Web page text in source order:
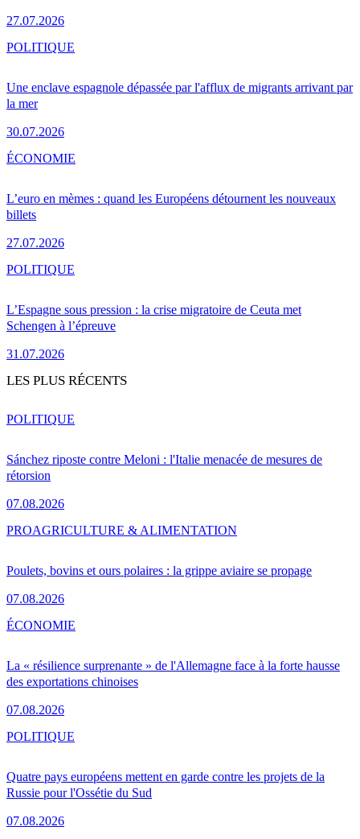
27.07.2026
Une enclave espagnole dépassée par l'afflux de migrants arrivant par
la mer
30.07.2026
POLITIQUE
L’euro en mèmes : quand les Européens détournent les nouveaux
billets
27.07.2026
ÉCONOMIE
L’Espagne sous pression : la crise migratoire de Ceuta met
Schengen à l’épreuve
31.07.2026
POLITIQUE
LES PLUS RÉCENTS
Sánchez riposte contre Meloni : l'Italie menacée de mesures de
rétorsion
07.08.2026
POLITIQUE
Poulets, bovins et ours polaires : la grippe aviaire se propage
07.08.2026
PROAGRICULTURE & ALIMENTATION
La « résilience surprenante » de l'Allemagne face à la forte hausse
des exportations chinoises
07.08.2026
ÉCONOMIE
Quatre pays européens mettent en garde contre les projets de la
Russie pour l'Ossétie du Sud
07.08.2026
POLITIQUE